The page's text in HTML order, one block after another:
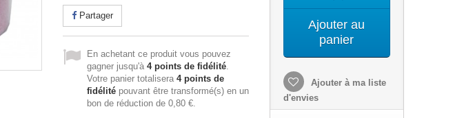
Partager
En achetant ce produit vous pouvez
gagner jusqu'à 4points de fidélité.
Votre panier totalisera 4points de
fidélité pouvant être transformé(s) en un
bon de réduction de 0,80 €.
Ajouter au
panier
Ajouter à ma liste
d'envies